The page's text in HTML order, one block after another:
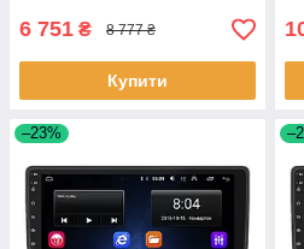
6 751 ₴ 8 777 ₴
Купити
–23%